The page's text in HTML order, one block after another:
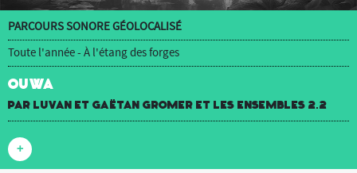
PARCOURS SONORE GÉOLOCALISÉ
Toute l'année - À l'étang des forges
OUWA
par luvan et Gaëtan Gromer et Les Ensembles 2.2
+